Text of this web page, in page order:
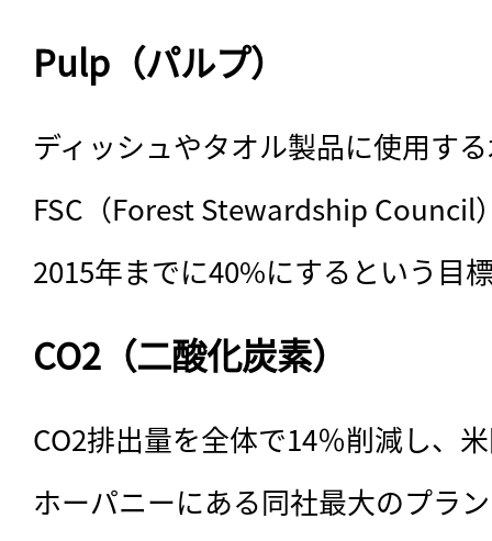
Pulp（パルプ）
ディッシュやタオル製品に使用す
FSC（Forest Stewardship Council
2015年までに40%にするという目
CO2（二酸化炭素）
CO2排出量を全体で14％削減し、
ホーパニーにある同社最大のプラ